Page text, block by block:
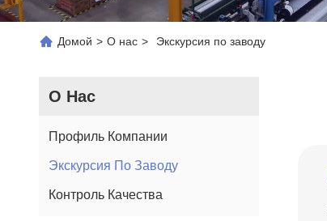
Домой > О нас > Экскурсия по заводу
О Нас
Профиль Компании
Экскурсия По Заводу
Контроль Качества